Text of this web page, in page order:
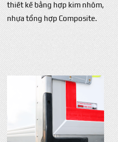
thiết kế bằng hợp kim nhôm,
nhựa tổng hợp Composite.